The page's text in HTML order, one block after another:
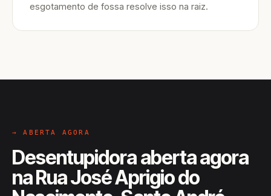
esgotamento de fossa resolve isso na raiz.
→ ABERTA AGORA
Desentupidora aberta agora
na Rua José Aprigio do